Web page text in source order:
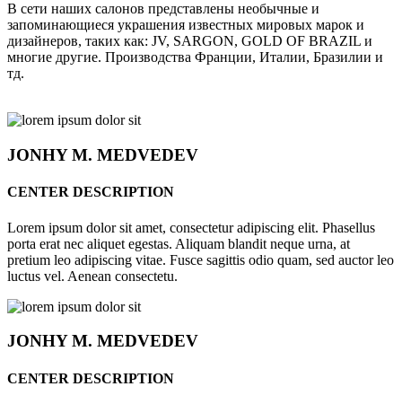
В сети наших салонов представлены необычные и
запоминающиеся украшения известных мировых марок и
дизайнеров, таких как: JV, SARGON, GOLD OF BRAZIL и
многие другие. Производства Франции, Италии, Бразилии и
тд.
JONHYM. MEDVEDEV
CENTER DESCRIPTION
Lorem ipsum dolor sit amet, consectetur adipiscing elit. Phasellus
porta erat nec aliquet egestas. Aliquam blandit neque urna, at
pretium leo adipiscing vitae. Fusce sagittis odio quam, sed auctor leo
luctus vel. Aenean consectetu.
JONHYM. MEDVEDEV
CENTER DESCRIPTION